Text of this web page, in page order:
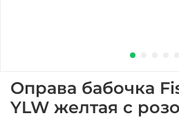
Оправа бабочка
YLW желтая с